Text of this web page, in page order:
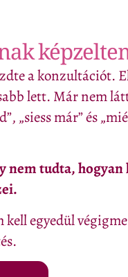
a konzultációt.
lett. Már nem
„siess már” és
nem tudta,
egyedül